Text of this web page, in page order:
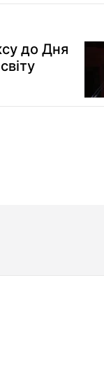
до Дня